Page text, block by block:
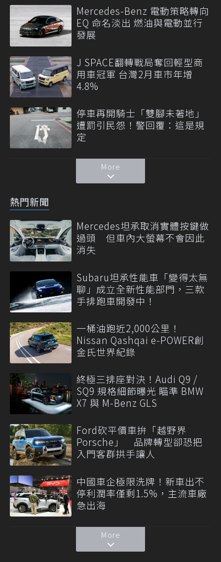
Mercedes-Benz 電動策略轉向
EQ 命名淡出 燃油與電動並行
發展
J SPACE翻轉戰局奪回輕型商
用車冠軍 台灣2月車市年增
4.8%
停車再開騎士「雙腳未著地」
遭罰引民怨！警回覆：這是規
定
More
熱門新聞
Mercedes坦承取消實體按鍵做
過頭 但車內大螢幕不會因此
消失
Subaru坦承性能車「變得太無
聊」成立全新性能部門，三款
手排跑車開發中！
一桶油跑近2,000公里！
Nissan Qashqai e-POWER創
金氏世界紀錄
終極三排座對決！Audi Q9 /
SQ9 規格細節曝光 瞄準 BMW
X7 與 M-Benz GLS
Ford砍平價車拚「越野界
Porsche」 品牌轉型卻恐把
入門客群拱手讓人
中國車企極限洗牌！新車出不
停利潤率僅剩1.5%，主流車廠
急出海
More